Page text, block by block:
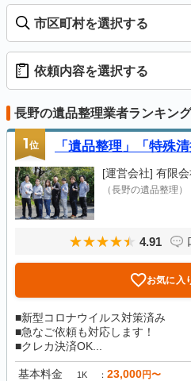
市区町村を選択する
依頼内容を選択する
長野の遺品整理業者ランキング
1位 「遺品整理」「特殊
[運営会社] 有限
（長野の遺品整理）
4.91
お気に入
■新型コロナウイルス対策済み
■急なご依頼も対応します！
■クレカ決済OK...
基本料金 1K 23,000円〜